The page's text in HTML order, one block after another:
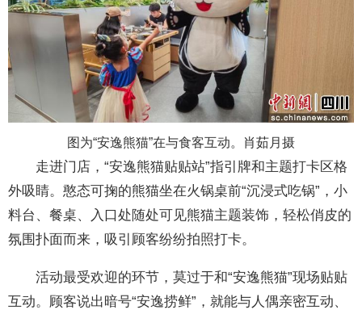
图为“安逸熊猫”在与食客互动。肖茹月摄
走进门店，“安逸熊猫贴贴站”指引牌和主题打卡区格
外吸睛。憨态可掬的熊猫坐在火锅桌前“沉浸式吃锅”，小
料台、餐桌、入口处随处可见熊猫主题装饰，轻松俏皮的
氛围扑面而来，吸引顾客纷纷拍照打卡。
活动最受欢迎的环节，莫过于和“安逸熊猫”现场贴贴
互动。顾客说出暗号“安逸捞鲜”，就能与人偶亲密互动、